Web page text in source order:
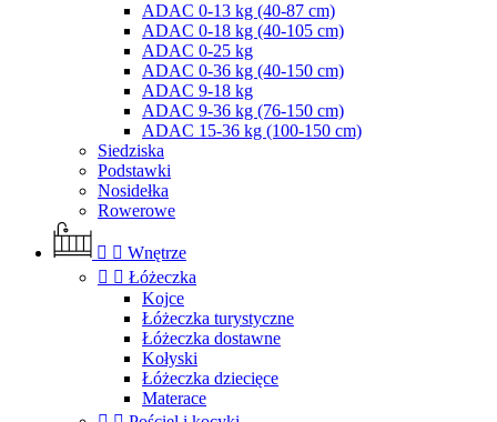
ADAC 0-13 kg (40-87 cm)
ADAC 0-18 kg (40-105 cm)
ADAC 0-25 kg
ADAC 0-36 kg (40-150 cm)
ADAC 9-18 kg
ADAC 9-36 kg (76-150 cm)
ADAC 15-36 kg (100-150 cm)
Siedziska
Podstawki
Nosidełka
Rowerowe
  Wnętrze
  Łóżeczka
Kojce
Łóżeczka turystyczne
Łóżeczka dostawne
Kołyski
Łóżeczka dziecięce
Materace